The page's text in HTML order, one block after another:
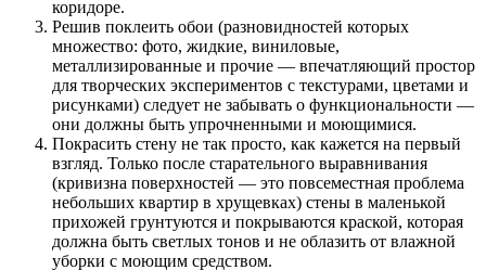
коридоре.
Решив поклеить обои (разновидностей которых
множество: фото, жидкие, виниловые,
металлизированные и прочие — впечатляющий простор
для творческих экспериментов с текстурами, цветами и
рисунками) следует не забывать о функциональности —
они должны быть упрочненными и моющимися.
Покрасить стену не так просто, как кажется на первый
взгляд. Только после старательного выравнивания
(кривизна поверхностей — это повсеместная проблема
небольших квартир в хрущевках) стены в маленькой
прихожей грунтуются и покрываются краской, которая
должна быть светлых тонов и не облазить от влажной
уборки с моющим средством.